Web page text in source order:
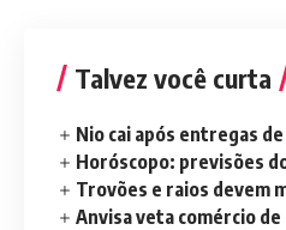
Talvez você curta
Nio cai após entregas
Horóscopo: previsões
Trovões e raios devem
Anvisa veta comércio